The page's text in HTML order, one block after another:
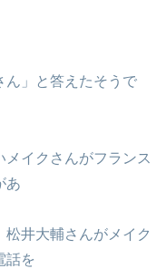
ん」と答えたそうで
イクさんがフランス
あ
井大輔さんがメイク
話を